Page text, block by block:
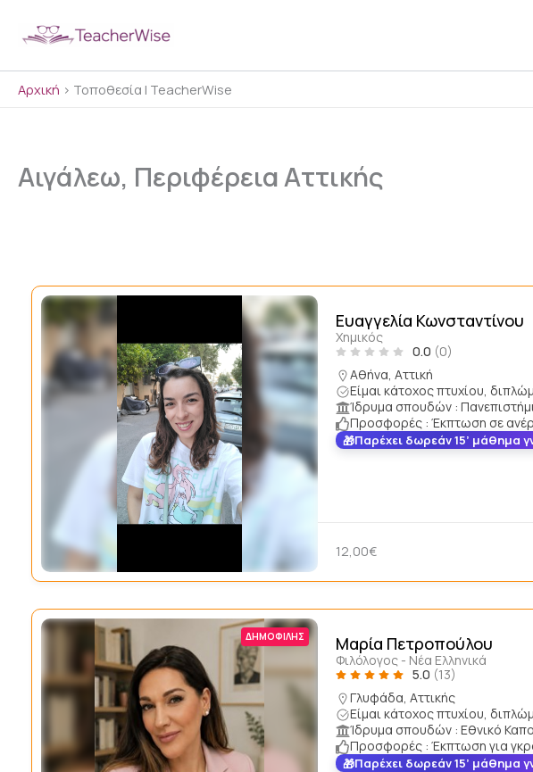
Αρχική > Τοποθεσία | TeacherWise
Αιγάλεω, Περιφέρεια Αττικής
Ευαγγελία Κωνσταντίνου
Χημικός
0.0 (0)
Αθήνα, Αττική
Είμαι κάτοχος πτυχίου,
Ίδρυμα σπουδών :
Προσφορές : Έκπτωση σε
Παρέχει δωρεάν 15’ μάθημα
12,00€
ΔΗΜΟΦΙΛΉΣ Μαρία Πετροπούλου
Φιλόλογος - Νέα Ελληνικά
5.0 (13)
Γλυφάδα, Αττικής
Είμαι κάτοχος πτυχίου,
Ίδρυμα σπουδών : Εθνικό
Προσφορές : Έκπτωση για
Παρέχει δωρεάν 15’ μάθημα